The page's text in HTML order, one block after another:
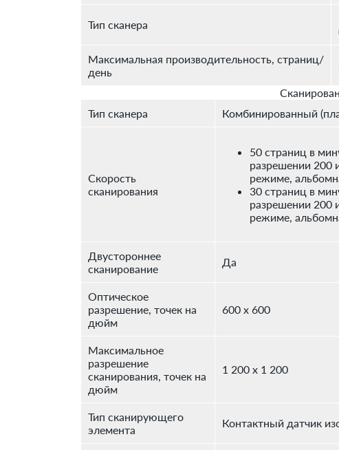
Тип сканера
Максимальная производительность, страниц/
день
Тип сканера
Комбинированный
Скорость
сканирования
50 страниц в
разрешении 200
режиме,
30 страниц в
разрешении 200
режиме,
Двустороннее
сканирование
Да
Оптическое
разрешение, точек на
дюйм
600 x 600
Максимальное
разрешение
сканирования, точек на
дюйм
1 200 x 1 200
Тип сканирующего
элемента
Контактный датчик